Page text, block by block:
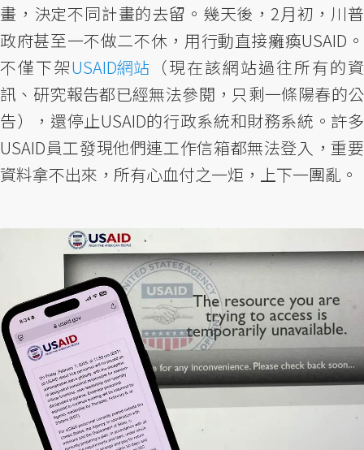
畫，決定不同計畫的去留。幾天後，2月初，川普
政府甚至一不做二不休，用行動直接癱瘓USAID。
不僅下架USAID網站 （現在該網站過往所有的資
訊、研究報告都已經無法參閱，只剩一條陽春的公
告），還停止USAID的行政系統和財務系統。許多
USAID員工發現他們連工作信箱都無法登入，重要
資料拿不出來，所有心血付之一炬，上下一團亂。